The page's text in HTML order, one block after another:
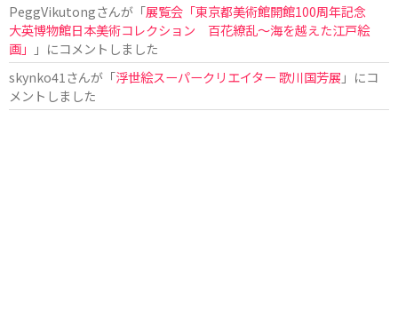
PeggVikutongさんが「展覧会「東京都美術館開館100周年記念
大英博物館日本美術コレクション 百花繚乱〜海を越えた江戸絵
画」
」にコメントしました
skynko41 さんが「浮世絵スーパークリエイター 歌川国芳展 」にコ
メントしました